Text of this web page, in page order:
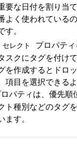
要な日付を割り当
よく使われている
。
セレクト
プロパテ
スクにタグを付け
を作成するとドロ
項目を選択できる
パティは、優先順
ト種別などのタグ
ます。